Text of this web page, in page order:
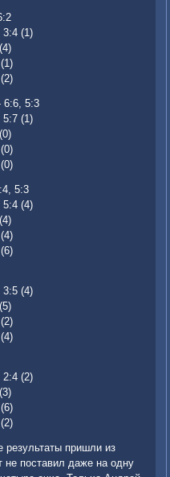
3:4 (1)
6:6, 5:3
5:7 (1)
5:3
5:4 (4)
3:5 (4)
2:4 (2)
пришли из
не пοставил даже на одну